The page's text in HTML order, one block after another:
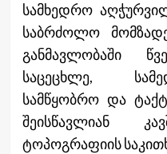
სამხედრო
საბრძოლო
განმავლობაში
საცეცხლე,
სამწყობრო და
შეისწავლიან
ტოპოგრაფიის